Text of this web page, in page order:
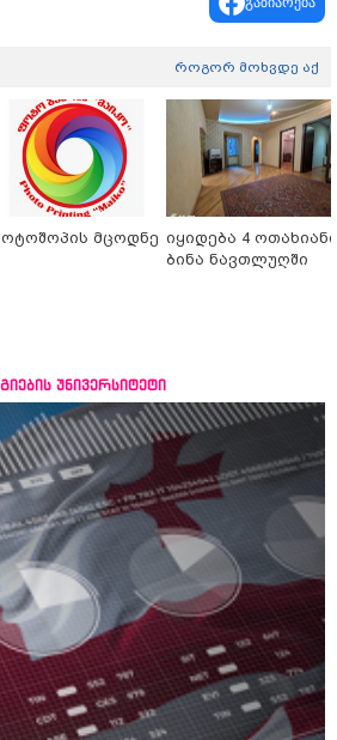
როგორ მოხვდე აქ
მცოდნე იყიდება 4 ოთახიანი
ბინა ნავთლუღში
უნივერსიტეტი